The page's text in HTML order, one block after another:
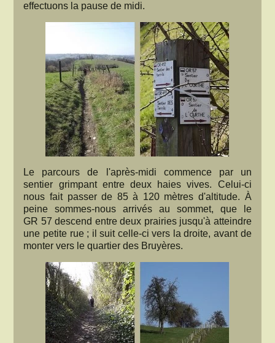
effectuons la pause de midi.
Le parcours de l'après-midi commence par un
sentier grimpant entre deux haies vives. Celui-ci
nous fait passer de 85 à 120 mètres d'altitude. À
peine sommes-nous arrivés au sommet, que le
GR 57 descend entre deux prairies jusqu'à atteindre
une petite rue ; il suit celle-ci vers la droite, avant de
monter vers le quartier des Bruyères.